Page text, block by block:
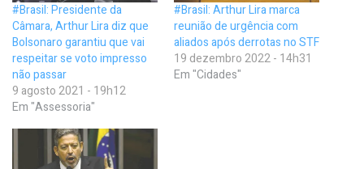
#Brasil: Presidente da
Câmara, Arthur Lira diz que
Bolsonaro garantiu que vai
respeitar se voto impresso
não passar
9 agosto 2021 - 19h12
Em "Assessoria"
#Brasil: Arthur Lira marca
reunião de urgência com
aliados após derrotas no STF
19 dezembro 2022 - 14h31
Em "Cidades"